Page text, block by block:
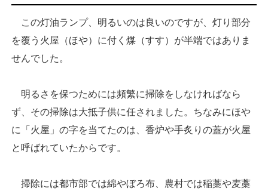
この灯油ランプ、明るいのは良いのですが、灯り部分
を覆う火屋（ほや）に付く煤（すす）が半端ではありま
せんでした。
明るさを保つためには頻繁に掃除をしなければなら
ず、その掃除は大抵子供に任されました。ちなみにほや
に「火屋」の字を当てたのは、香炉や手炙りの蓋が火屋
と呼ばれていたからです。
掃除には都市部では綿やぼろ布、農村では稲藁や麦藁